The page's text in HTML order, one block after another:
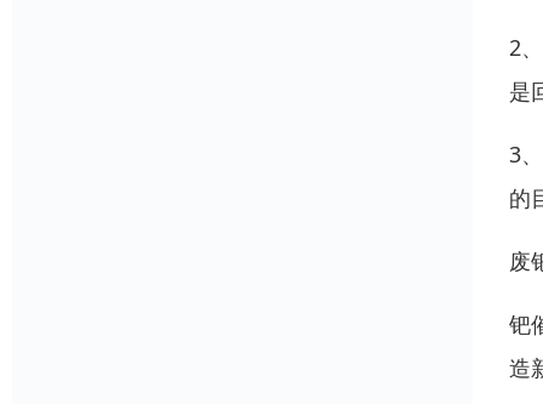
2
是
3
的
废
钯
造